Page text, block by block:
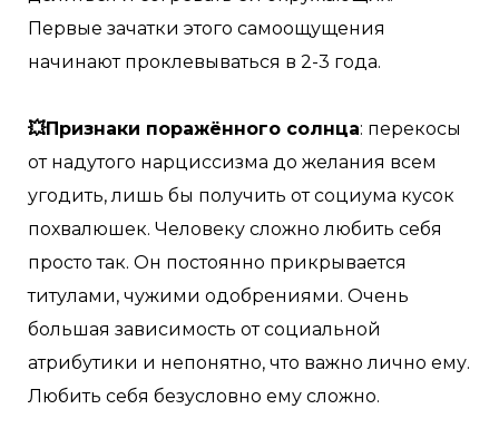
Первые зачатки этого самоощущения
начинают проклевываться в 2-3 года.
💥Признаки поражённого солнца: перекосы
от надутого нарциссизма до желания всем
угодить, лишь бы получить от социума кусок
похвалюшек. Человеку сложно любить себя
просто так. Он постоянно прикрывается
титулами, чужими одобрениями. Очень
большая зависимость от социальной
атрибутики и непонятно, что важно лично ему.
Любить себя безусловно ему сложно.